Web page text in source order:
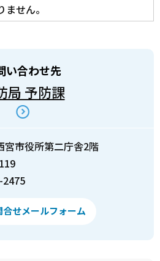
せん。
い合わせ先
局 予防課
宮市役所第二庁舎2階
2475
合せメールフォーム